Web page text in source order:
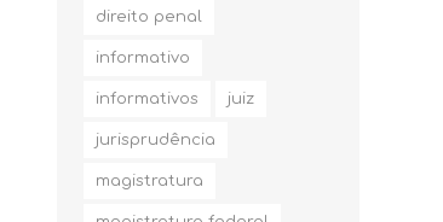
direito penal
informativo
informativos juiz
jurisprudência
magistratura